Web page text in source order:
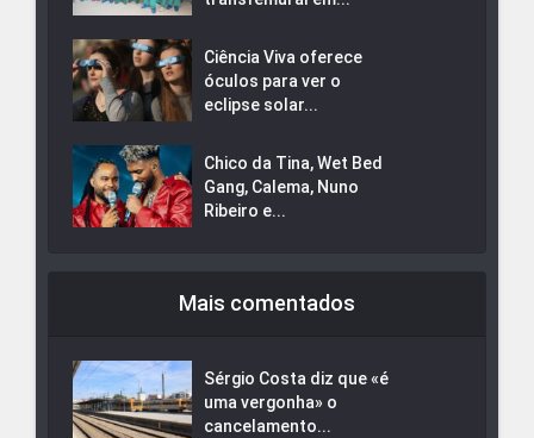
Ciência Viva oferece
óculos para ver o
eclipse solar...
Chico da Tina, Wet Bed
Gang, Calema, Nuno
Ribeiro e...
Mais comentados
Sérgio Costa diz que «é
uma vergonha» o
cancelamento...